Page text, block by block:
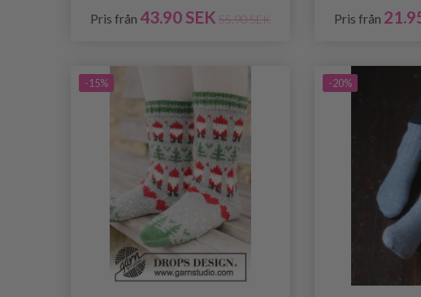
Pris från 43.90 SEK 55.90 SEK Pris från
-15% -20%